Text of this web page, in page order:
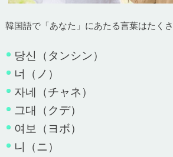
韓国語で「あなた」にあたる言葉はたく
당신（タンシン）
너（ノ）
자네（チャネ）
그대（クデ）
여보（ヨボ）
니（ニ）